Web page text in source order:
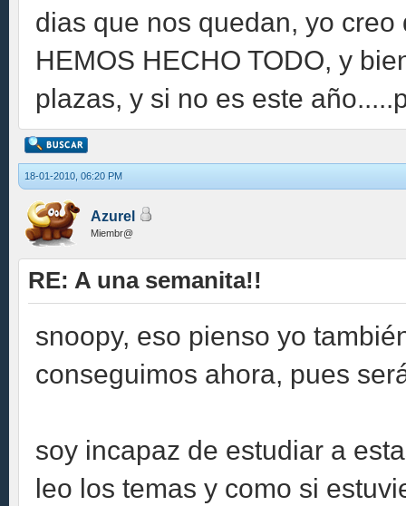
dias que nos quedan, yo
HEMOS HECHO TODO, y
plazas, y si no es este
18-01-2010, 06:20 PM
Azurel
Miembr@
RE: A una semanita!!
snoopy, eso pienso yo
conseguimos ahora, pues
soy incapaz de estudiar a
leo los temas y como si